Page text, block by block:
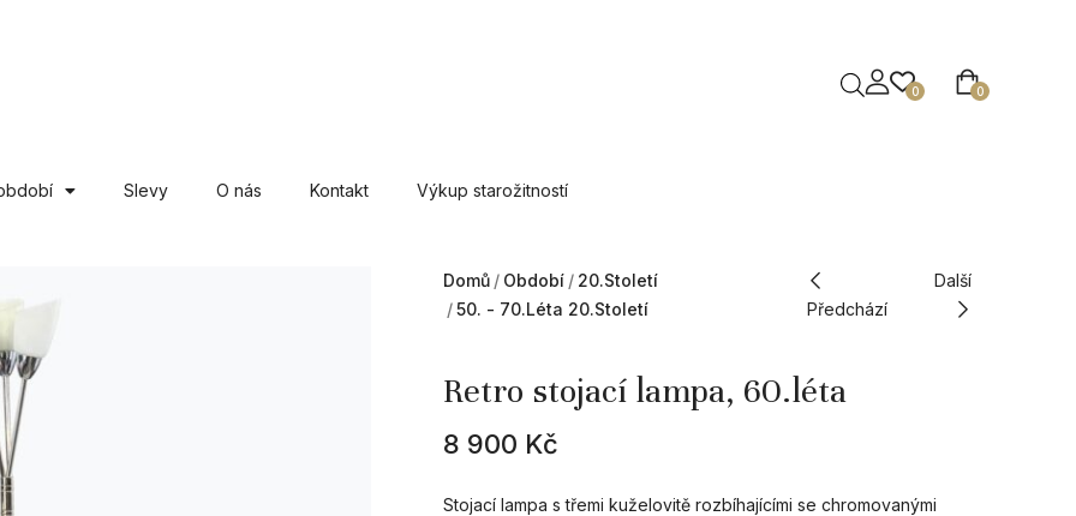
0
0
Slevy O nás Kontakt Výkup starožitností
Domů Období
20.století
50. - 70.léta 20.století
Předchází
Další
Retro stojací lampa, 60.léta
8 900 Kč
Stojací lampa s třemi kuželovitě rozbíhajícími se chromovanými